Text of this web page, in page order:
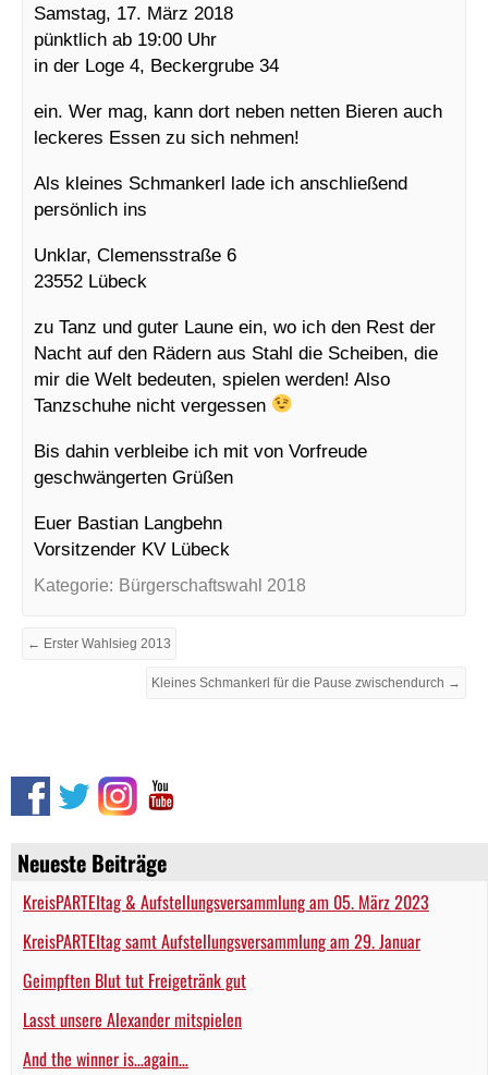
Neueste Beiträge
KreisPARTEItag & Aufstellungsversammlung am 05. März 2023
KreisPARTEItag samt Aufstellungsversammlung am 29. Januar
Geimpften Blut tut Freigetränk gut
Lasst unsere Alexander mitspielen
And the winner is…again…
Samstag, 17. März 2018
pünktlich ab 19:00 Uhr
in der Loge 4, Beckergrube 34
ein. Wer mag, kann dort neben netten Bieren auch
leckeres Essen zu sich nehmen!
Als kleines Schmankerl lade ich anschließend
persönlich ins
Unklar, Clemensstraße 6
23552 Lübeck
zu Tanz und guter Laune ein, wo ich den Rest der
Nacht auf den Rädern aus Stahl die Scheiben, die
mir die Welt bedeuten, spielen werden! Also
Tanzschuhe nicht vergessen
Bis dahin verbleibe ich mit von Vorfreude
geschwängerten Grüßen
Euer Bastian Langbehn
Vorsitzender KV Lübeck
Kategorie: Bürgerschaftswahl 2018
← Erster Wahlsieg 2013
Kleines Schmankerl für die Pause zwischendurch →